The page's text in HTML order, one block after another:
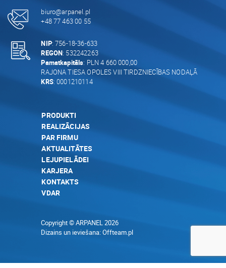
biuro@arpanel.pl
+48 77 463 00 55
NIP: 756-18-36-633
REGON: 532242263
Pamatkapitāls: PLN 4 660 000,00
RAJONA TIESA OPOLES VIII TIRDZNIECĪBAS NODAĻĀ
KRS: 0001210114
PRODUKTI
REALIZĀCIJAS
PAR FIRMU
AKTUALITĀTES
LEJUPIELĀDEI
KARJERA
KONTAKTS
VDAR
Copyright © ARPANEL 2026
Dizains un ieviešana:Offteam.pl